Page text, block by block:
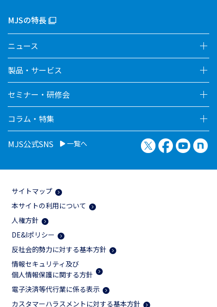
MJSの特長
ニュース
製品・サービス
セミナー・研修会
コラム・特集
MJS公式SNS 一覧へ X（旧Twitter）
Facebook
サイトマップ
本サイトの利用について
人権方針
DE&Iポリシー
反社会的勢力に対する基本方針
情報セキュリティ及び
個人情報保護に関する方針
電子決済等代行業に係る表示
カスタマーハラスメントに対する基本方針